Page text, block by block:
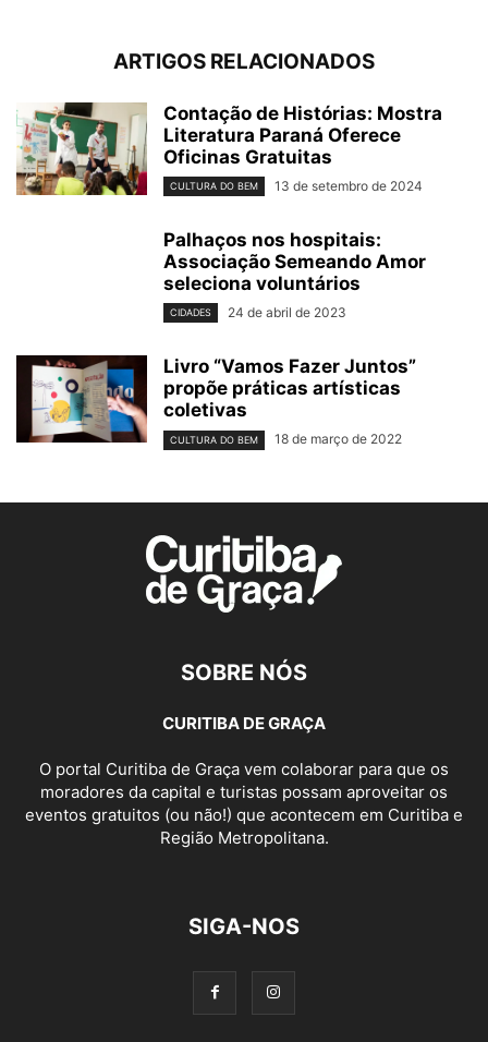
ARTIGOS RELACIONADOS
Contação de Histórias: Mostra
Literatura Paraná Oferece
Oficinas Gratuitas
CULTURA DO BEM 13 de setembro de 2024
Palhaços nos hospitais:
Associação Semeando Amor
seleciona voluntários
CIDADES 24 de abril de 2023
Livro “Vamos Fazer Juntos”
propõe práticas artísticas
coletivas
CULTURA DO BEM 18 de março de 2022
SOBRE NÓS
CURITIBA DE GRAÇA
O portal Curitiba de Graça vem colaborar para que os
moradores da capital e turistas possam aproveitar os
eventos gratuitos (ou não!) que acontecem em Curitiba e
Região Metropolitana.
SIGA-NOS